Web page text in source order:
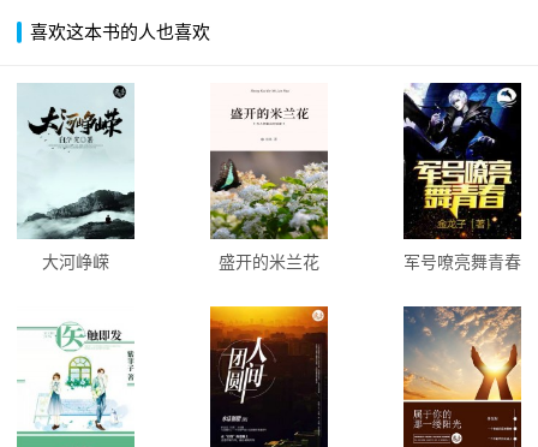
喜欢这本书的人也喜欢
大河峥嵘 盛开的米兰花 军号嘹亮舞青春